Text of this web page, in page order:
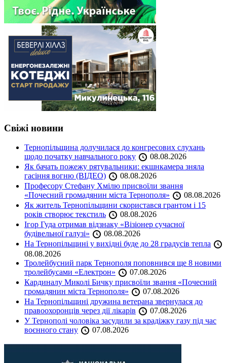
Свіжі новини
Тернопільщина долучилася до конгресових слухань
щодо початку навчального року
08.08.2026
Як бачать пожежу рятувальники: екшнкамера зняла
гасіння вогню (ВІДЕО)
08.08.2026
Професору Стефану Хмілю присвоїли звання
«Почесний громадянин міста Тернополя»
08.08.2026
Як житель Тернопільщини скористався грантом і 15
років створює текстиль
08.08.2026
Ігор Гуда отримав відзнаку «Візіонер сучасної
будівельної галузі»
08.08.2026
На Тернопільщині у вихідні буде до 28 градусів тепла
08.08.2026
Тролейбусний парк Тернополя поповнився ще 8 новими
тролейбусами «Електрон»
07.08.2026
Кардиналу Миколі Бичку присвоїли звання «Почесний
громадянин міста Тернополя»
07.08.2026
На Тернопільщині дружина ветерана звернулася до
правоохоронців через дії лікарів
07.08.2026
У Тернополі чоловіка засудили за крадіжку газу під час
воєнного стану
07.08.2026